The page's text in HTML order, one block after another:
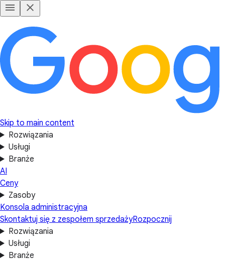
Skip to main content
Rozwiązania
Usługi
Branże
AI
Ceny
Zasoby
Konsola administracyjna
Skontaktuj się z zespołem sprzedażyRozpocznij
Rozwiązania
Usługi
Branże